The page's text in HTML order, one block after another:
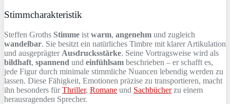
Stimmcharakteristik
Steffen Groths Stimme ist warm, angenehm und zugleich
wandelbar. Sie besitzt ein natürliches Timbre mit klarer Artikulation
und ausgeprägter Ausdrucksstärke. Seine Vortragsweise wird als
bildhaft, spannend und einfühlsam beschrieben – er schafft es,
jede Figur durch minimale stimmliche Nuancen lebendig werden zu
lassen. Diese Fähigkeit, Emotionen präzise zu transportieren, macht
ihn besonders fürThriller, Romane und Sachbücherzu einem
herausragenden Sprecher.